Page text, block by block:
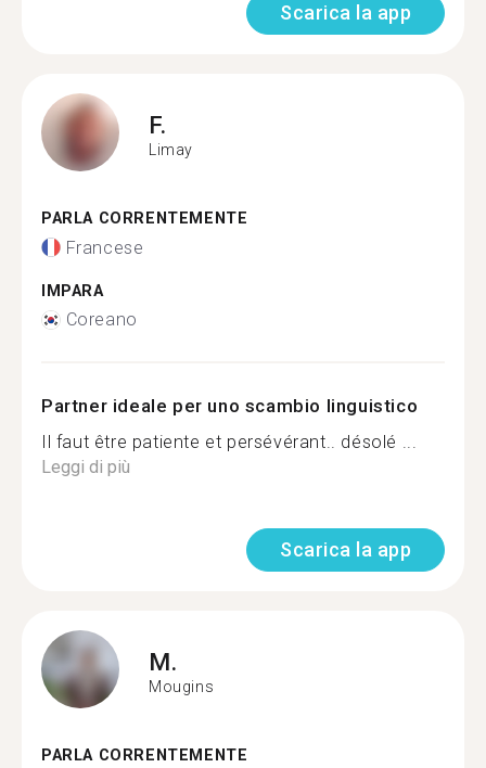
Scarica la app
F.
Limay
PARLA CORRENTEMENTE
Francese
IMPARA
Coreano
Partner ideale per uno scambio linguistico
Il faut être patiente et persévérant.. désolé ...
Leggi di più
Scarica la app
M.
Mougins
PARLA CORRENTEMENTE